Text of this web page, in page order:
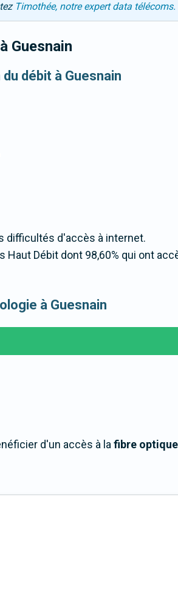
Timothée, notre expert data télécoms.
à Guesnain
débit à Guesnain
difficultés d'accès à internet.
Haut Débit dont 98,60% qui ont
à Guesnain
d'un accès à lafibre optique